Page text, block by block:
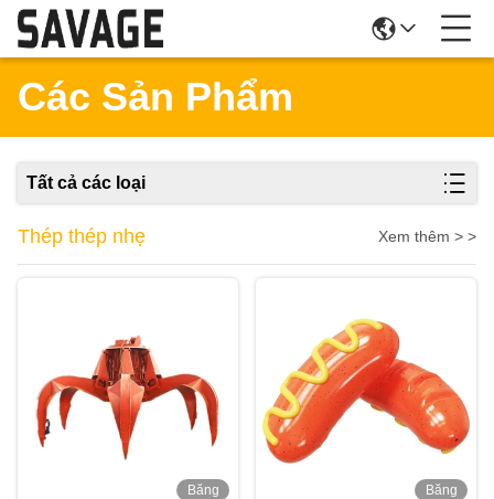
Các Sản Phẩm
Tất cả các loại
Thép thép nhẹ Xem thêm > >
Băng
Băng